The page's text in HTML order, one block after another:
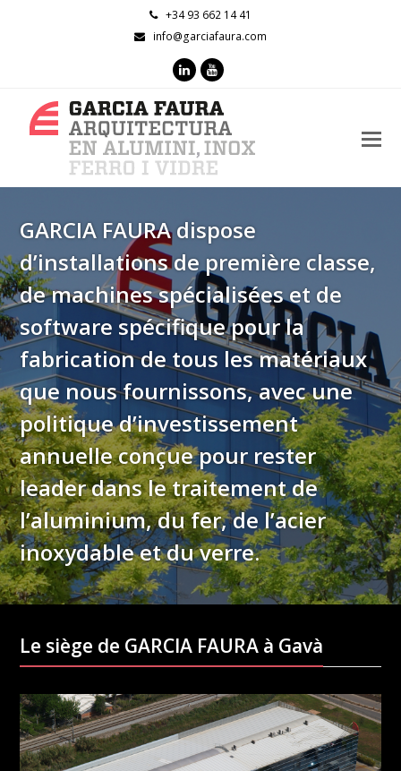
+34 93 662 14 41
info@garciafaura.com
LinkedInYoutube
GARCIA FAURA dispose
d’installations de première classe,
de machines spécialisées et de
software spécifique pour la
fabrication de tous les matériaux
que nous fournissons, avec une
politique d’investissement
annuelleconçue pour rester
leader dans le traitement de
l’aluminium, du fer, de l’acier
inoxydable et du verre.
Le siège de GARCIA FAURA à Gavà